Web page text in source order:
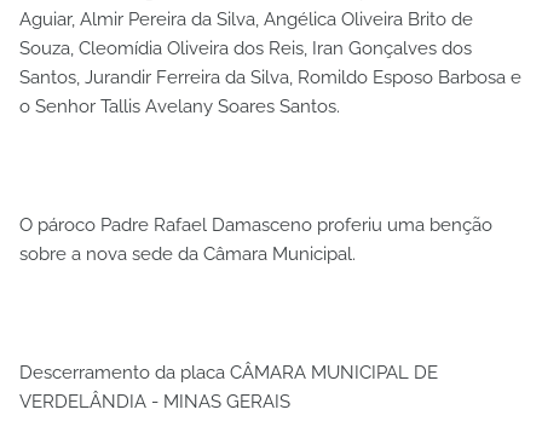
Aguiar, Almir Pereira da Silva, Angélica Oliveira Brito de
Souza, Cleomídia Oliveira dos Reis, Iran Gonçalves dos
Santos, Jurandir Ferreira da Silva, Romildo Esposo Barbosa e
o Senhor Tallis Avelany Soares Santos.
O pároco Padre Rafael Damasceno proferiu uma benção
sobre a nova sede da Câmara Municipal.
Descerramento da placa CÂMARA MUNICIPAL DE
VERDELÂNDIA - MINAS GERAIS